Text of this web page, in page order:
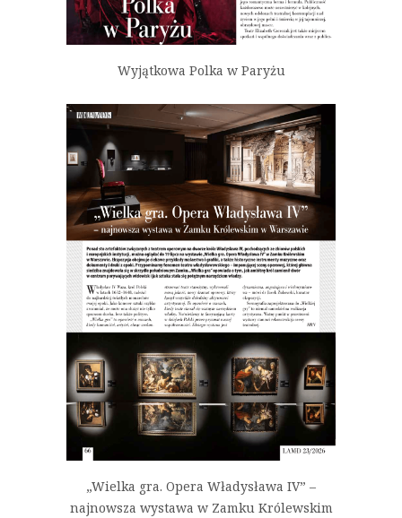
Wyjątkowa Polka w Paryżu
„Wielka gra. Opera Władysława IV” –
najnowsza wystawa w Zamku Królewskim